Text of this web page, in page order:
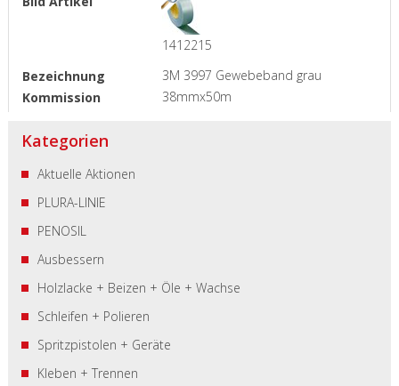
1412215
3M 3997 Gewebeband grau
38mmx50m
Kategorien
Aktuelle Aktionen
PLURA-LINIE
PENOSIL
Ausbessern
Holzlacke + Beizen + Öle + Wachse
Schleifen + Polieren
Spritzpistolen + Geräte
Kleben + Trennen